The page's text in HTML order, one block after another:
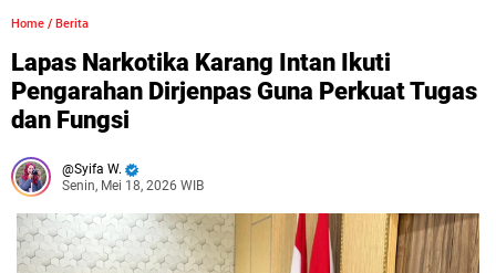
Home / Berita
Lapas Narkotika Karang Intan Ikuti
Pengarahan Dirjenpas Guna Perkuat Tugas
dan Fungsi
Syifa W.
Senin, Mei 18, 2026 WIB